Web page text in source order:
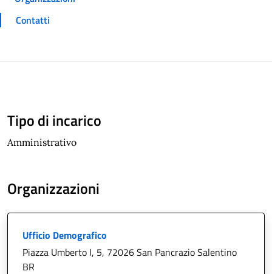
Contatti
Tipo di incarico
Amministrativo
Organizzazioni
Ufficio Demografico
Piazza Umberto I, 5, 72026 San Pancrazio Salentino
BR